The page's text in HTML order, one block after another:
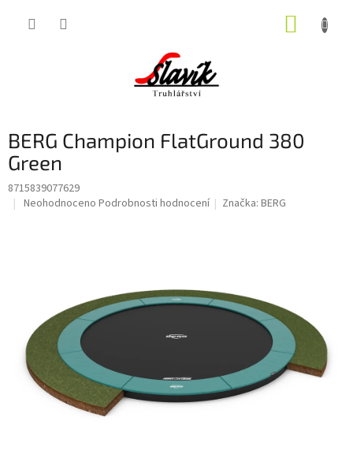
BERG Champion FlatGround 380
Green
8715839077629
Průměrné
hvězdiček.
Neohodnoceno Podrobnosti hodnocení Značka:BERG